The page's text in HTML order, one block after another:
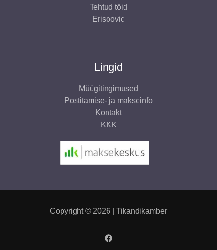
Tehtud töid
Erisoovid
Lingid
Müügitingimused
Postitamise- ja makseinfo
Kontakt
KKK
Copyright © 2026 | Tikandikamber